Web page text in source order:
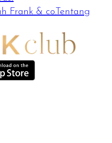
Frank & co.Tentang